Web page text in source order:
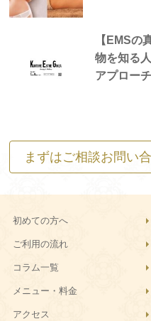
【EMSの
物を知る
アプローチ
まずはご相談お問い
初めての方へ
ご利用の流れ
コラム一覧
メニュー・料金
アクセス